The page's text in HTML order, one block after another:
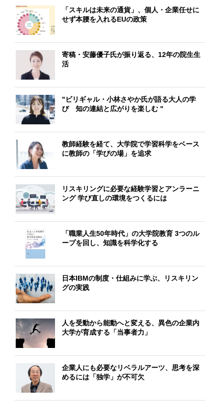
「スキルは未来の通貨」、個人・企業任せに
せず本腰を入れるEUの政策
寄稿・安藤優子氏が振り返る、12年の院生生
活
"ビリギャル・小林さやか氏が語る大人の学
び 知の連結と広がりを楽しむ "
教師経験を経て、大学院で学習科学をベース
に教師の「学びの場」を追求
リスキリングに必要な経験学習とアンラーニ
ング 学び直しの環境をつくるには
「職業人生50年時代」の大学院教育 3つのル
ープを回し、知識を科学化する
日本IBMの制度・仕組みに学ぶ、リスキリン
グの実践
人を受動から能動へと変える、異色の企業内
大学が育成する「当事者力」
企業人にも必要なリベラルアーツ、思考を深
めるには「独学」が不可欠